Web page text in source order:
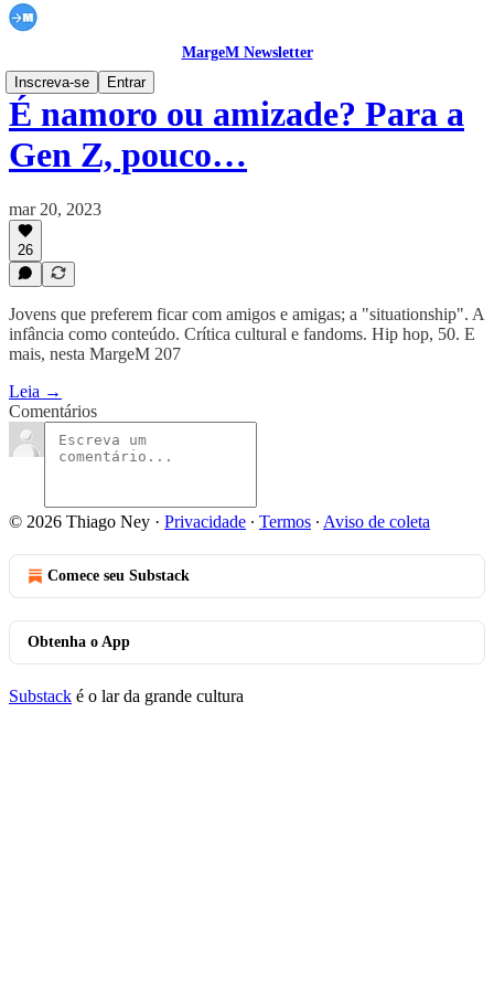
MargeM Newsletter
Inscreva-se
Entrar
É namoro ou amizade? Para a
Gen Z, pouco…
mar 20, 2023
26
Jovens que preferem ficar com amigos e amigas; a "situationship". A
infância como conteúdo. Crítica cultural e fandoms. Hip hop, 50. E
mais, nesta MargeM 207
Leia →
Comentários
© 2026 Thiago Ney · Privacidade ∙ Termos ∙ Aviso de coleta
Comece seu Substack
Obtenha o App
Substack é o lar da grande cultura